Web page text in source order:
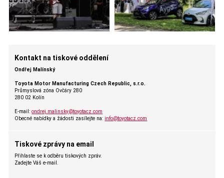
Kontakt na tiskové oddělení
Ondřej Malínský
Toyota Motor Manufacturing Czech Republic, s.r.o.
Průmyslová zóna Ovčáry 280
280 02 Kolín
E-mail:ondrej.malinsky@toyotacz.com
Obecné nabídky a žádosti zasílejte na:info@toyotacz.com
Tiskové zprávy na email
Přihlaste se k odběru tiskových zpráv.
Zadejte Váš e-mail.